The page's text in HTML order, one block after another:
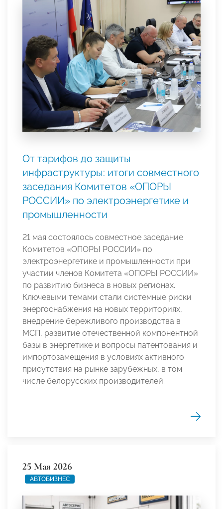
От тарифов до защиты
инфраструктуры: итоги совместного
заседания Комитетов «ОПОРЫ
РОССИИ» по электроэнергетике и
промышленности
21 мая состоялось совместное заседание
Комитетов «ОПОРЫ РОССИИ» по
электроэнергетике и промышленности при
участии членов Комитета «ОПОРЫ РОССИИ»
по развитию бизнеса в новых регионах.
Ключевыми темами стали системные риски
энергоснабжения на новых территориях,
внедрение бережливого производства в
МСП, развитие отечественной компонентной
базы в энергетике и вопросы патентования и
импортозамещения в условиях активного
присутствия на рынке зарубежных, в том
числе белорусских производителей.
25 Мая 2026
АВТОБИЗНЕС